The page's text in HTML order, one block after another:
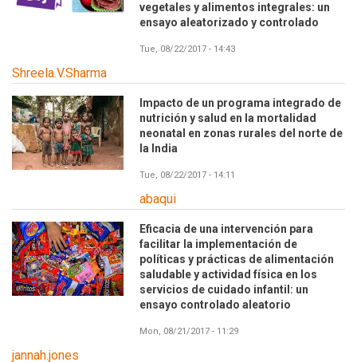
vegetales y alimentos integrales: un
ensayo aleatorizado y controlado
Tue, 08/22/2017 - 14:43
Shreela.V.Sharma
Impacto de un programa integrado de
nutrición y salud en la mortalidad
neonatal en zonas rurales del norte de
la India
Tue, 08/22/2017 - 14:11
abaqui
Eficacia de una intervención para
facilitar la implementación de
políticas y prácticas de alimentación
saludable y actividad física en los
servicios de cuidado infantil: un
ensayo controlado aleatorio
Mon, 08/21/2017 - 11:29
jannah.jones